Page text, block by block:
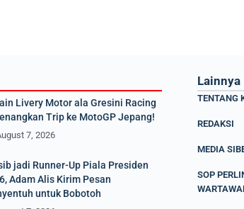
Livery Motor ala Gresini Racing
Trip ke MotoGP Jepang!
7, 2026
jadi Runner-Up Piala Presiden
Adam Alis Kirim Pesan
untuk Bobotoh
Lainnya
TENTANG
REDAKSI
MEDIA
SOP